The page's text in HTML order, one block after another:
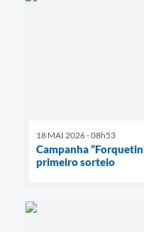
18 MAI 2026 - 08h53
Campanha
primeiro sorteio